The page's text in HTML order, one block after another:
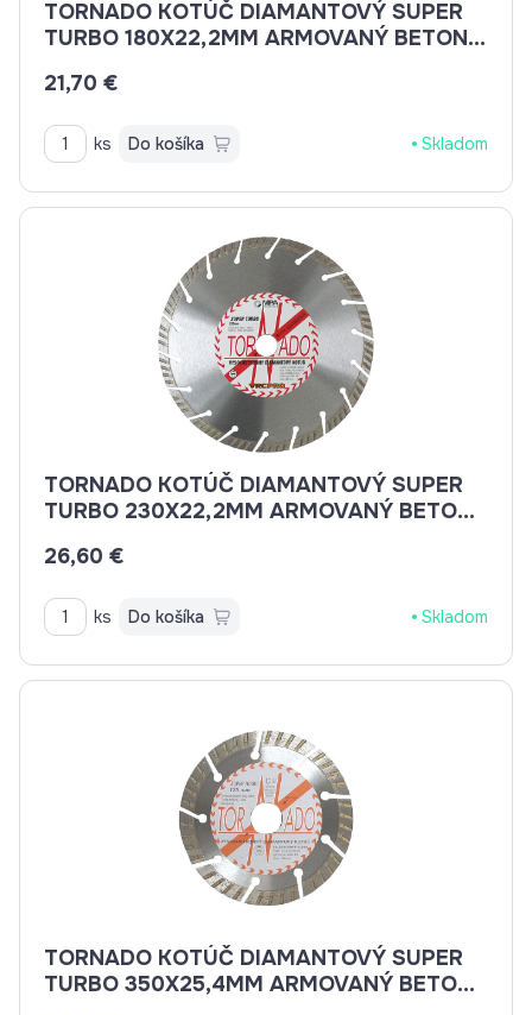
TORNADO KOTÚČ DIAMANTOVÝ SUPER
TURBO 180X22,2MM ARMOVANÝ BETON,
21,70 €
ks Do košíka Skladom
TORNADO KOTÚČ DIAMANTOVÝ SUPER
TURBO 230X22,2MM ARMOVANÝ BETON,
26,60 €
ks Do košíka Skladom
TORNADO KOTÚČ DIAMANTOVÝ SUPER
TURBO 350X25,4MM ARMOVANÝ BETON,